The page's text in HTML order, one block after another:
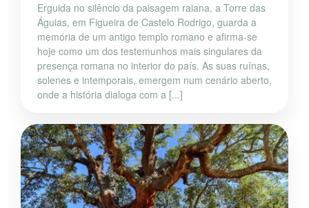
Erguida no silêncio da paisagem raiana, a Torre das
Águias, em Figueira de Castelo Rodrigo, guarda a
memória de um antigo templo romano e afirma-se
hoje como um dos testemunhos mais singulares da
presença romana no interior do país. As suas ruínas,
solenes e intemporais, emergem num cenário aberto,
onde a história dialoga com a [...]